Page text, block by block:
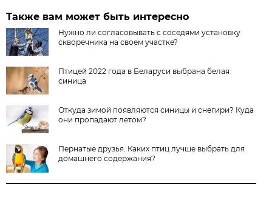
Также вам может быть интересно
Нужно ли согласовывать с соседями установку
скворечника на своем участке?
Птицей 2022 года в Беларуси выбрана белая
синица
Откуда зимой появляются синицы и снегири? Куда
они пропадают летом?
Пернатые друзья. Каких птиц лучше выбрать для
домашнего содержания?